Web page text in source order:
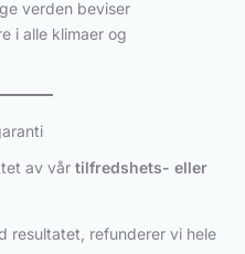
verden beviser
i alle klimaer og
av vår tilfredshets- eller
resultatet, refunderer vi hele